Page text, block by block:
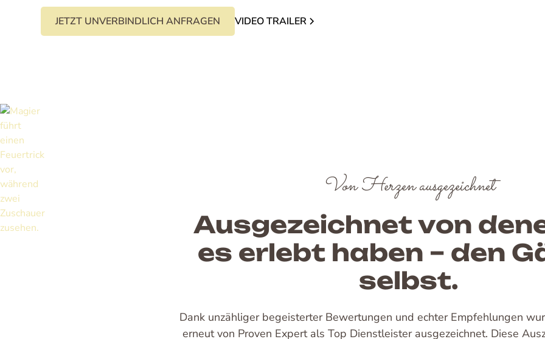
JETZT UNVERBINDLICH ANFRAGEN VIDEO TRAILER
Von Herzen ausgezeichnet
Ausgezeichnet von
es erlebt haben – den
selbst.
Dank unzähliger begeisterter Bewertungen und echter Empfehlungen
erneut von Proven Expert als Top Dienstleister ausgezeichnet. Diese